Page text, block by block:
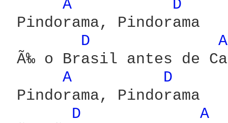
A
D
Pindorama, Pindorama
D
Ã‰ o Brasil antes de
A
D
Pindorama, Pindorama
D
A